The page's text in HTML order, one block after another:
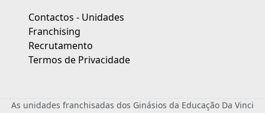
Contactos - Unidades
Franchising
Recrutamento
Termos de Privacidade
As unidades franchisadas dos Ginásios da Educação Da Vinci